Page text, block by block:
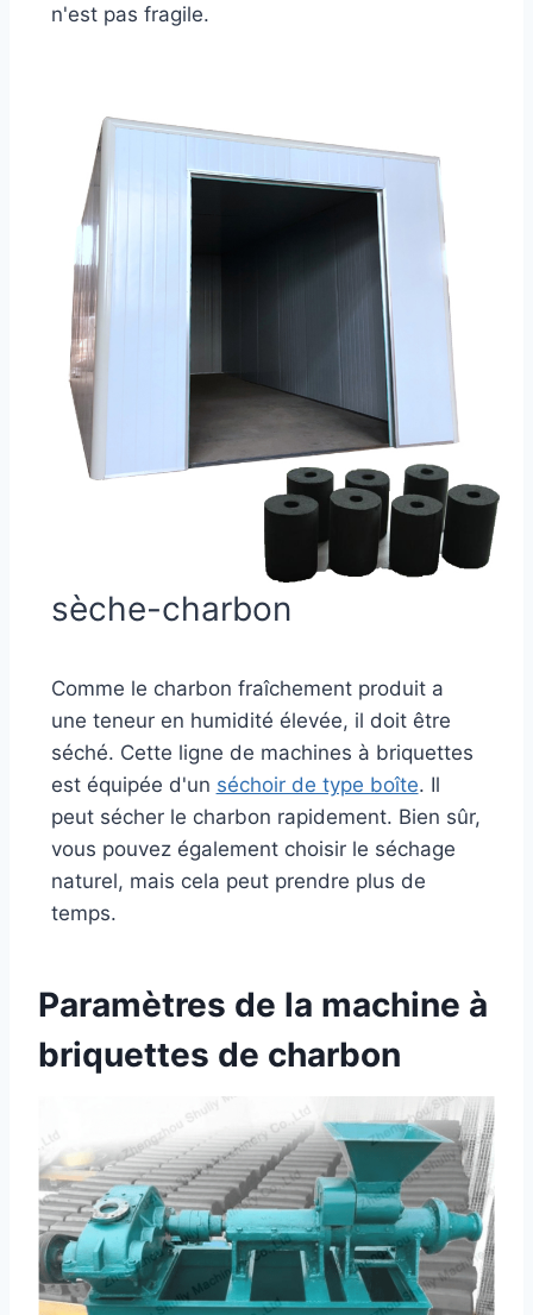
n'est pas fragile.
sèche-charbon
Comme le charbon fraîchement produit a
une teneur en humidité élevée, il doit être
séché. Cette ligne de machines à briquettes
est équipée d'un séchoir de type boîte. Il
peut sécher le charbon rapidement. Bien sûr,
vous pouvez également choisir le séchage
naturel, mais cela peut prendre plus de
temps.
Paramètres de la machine à
briquettes de charbon